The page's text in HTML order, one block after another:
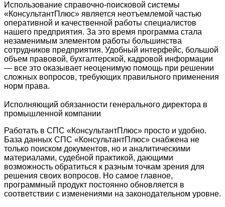
Использование справочно-поисковой системы
«КонсультантПлюс» является неотъемлемой частью
оперативной и качественной работы специалистов
нашего предприятия. За это время программа стала
незаменимым элементом работы большинства
сотрудников предприятия. Удобный интерфейс, большой
объем правовой, бухгалтерской, кадровой информации
— все это оказывает неоценимую помощь при решении
сложных вопросов, требующих правильного применения
норм права.
Исполняющий обязанности генерального директора в
промышленной компании
Работать в СПС «КонсультантПлюс» просто и удобно.
База данных СПС «КонсультантПлюс» снабжена не
только поиском документов, но и аналитическими
материалами, судебной практикой, дающими
возможность обратиться к разным точкам зрения для
решения своих вопросов. Но самое главное,
программный продукт постоянно обновляется в
соответствии с изменениями на законодательном уровне.